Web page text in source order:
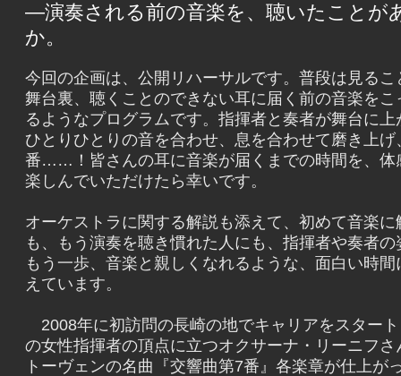
―演奏される前の音楽を、聴いたことが
か。
今回の企画は、公開リハーサルです。普段は見るこ
舞台裏、聴くことのできない耳に届く前の音楽をこ
るようなプログラムです。指揮者と奏者が舞台に
ひとりひとりの音を合わせ、息を合わせて磨き上げ
番……！皆さんの耳に音楽が届くまでの時間を、体
楽しんでいただけたら幸いです。
オーケストラに関する解説も添えて、初めて音楽に
も、もう演奏を聴き慣れた人にも、指揮者や奏者
もう一歩、音楽と親しくなれるような、面白い時
えています。
2008年に初訪問の長崎の地でキャリアをスター
の女性指揮者の頂点に立つオクサーナ・リーニフさ
トーヴェンの名曲『交響曲第7番』各楽章が仕上が